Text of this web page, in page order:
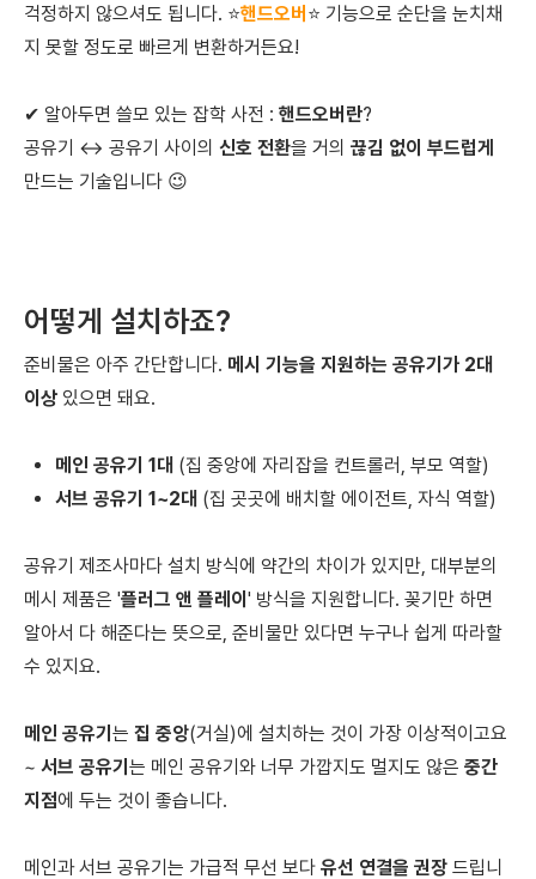
걱정하지 않으셔도 됩니다. ⭐핸드오버 ⭐ 기능으로 순단을 눈치채
지 못할 정도로 빠르게 변환하거든요!
✔ 알아두면 쓸모 있는 잡학 사전 : 핸드오버란?
공유기 ↔ 공유기 사이의 신호 전환을 거의 끊김 없이 부드럽게
만드는 기술입니다 😉
어떻게 설치하죠?
준비물은 아주 간단합니다. 메시 기능을 지원하는 공유기가 2대
이상 있으면 돼요.
메인 공유기 1대 (집 중앙에 자리잡을 컨트롤러, 부모 역할)
서브 공유기 1~2대 (집 곳곳에 배치할 에이전트, 자식 역할)
공유기 제조사마다 설치 방식에 약간의 차이가 있지만, 대부분의
메시 제품은 '플러그 앤 플레이 ' 방식을 지원합니다. 꽂기만 하면
알아서 다 해준다는 뜻으로, 준비물만 있다면 누구나 쉽게 따라할
수 있지요.
메인 공유기 는 집 중앙(거실)에 설치하는 것이 가장 이상적이고요
~ 서브 공유기 는 메인 공유기와 너무 가깝지도 멀지도 않은 중간
지점에 두는 것이 좋습니다.
메인과 서브 공유기는 가급적 무선 보다 유선 연결을 권장 드립니